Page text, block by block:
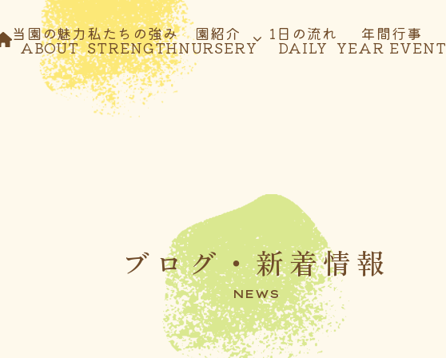
当園の魅力
ABOUT
私たちの強み
STRENGTH
園紹介
NURSERY
1日の流れ
DAILY
年間行事
YEAR EVENT
ブログ・新着情報
NEWS